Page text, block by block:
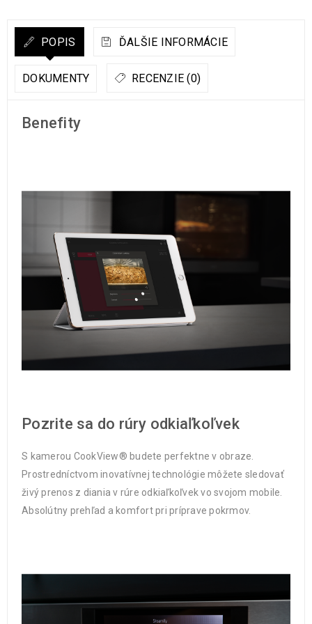
POPIS ĎALŠIE INFORMÁCIE
DOKUMENTY RECENZIE (0)
Benefity
Pozrite sa do rúry odkiaľkoľvek
S kamerou CookView® budete perfektne v obraze.
Prostredníctvom inovatívnej technológie môžete sledovať
živý prenos z diania v rúre odkiaľkoľvek vo svojom mobile.
Absolútny prehľad a komfort pri príprave pokrmov.